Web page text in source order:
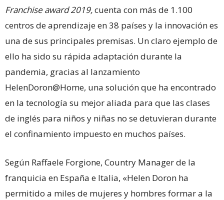
Franchise award 2019,cuenta con más de 1.100
centros de aprendizaje en 38 países y la innovación es
una de sus principales premisas. Un claro ejemplo de
ello ha sido su rápida adaptación durante la
pandemia, gracias al lanzamiento
HelenDoron@Home, una solución que ha encontrado
en la tecnología su mejor aliada para que las clases
de inglés para niños y niñas no se detuvieran durante
el confinamiento impuesto en muchos países.
Según Raffaele Forgione, Country Manager de la
franquicia en España e Italia, «Helen Doron ha
permitido a miles de mujeres y hombres formar a la